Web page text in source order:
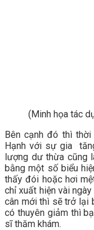
(Minh họa tác
Bên cạnh đó thì
Hạnh với sự gia
lượng dư thừa cũng
bằng một số biểu
thấy đói hoặc hơi
chỉ xuất hiện vài
cân mới thì sẽ trở lại
có thuyên giảm thì
sĩ thăm khám.